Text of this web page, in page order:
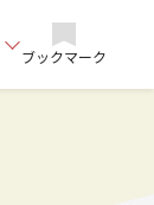
ブックマーク